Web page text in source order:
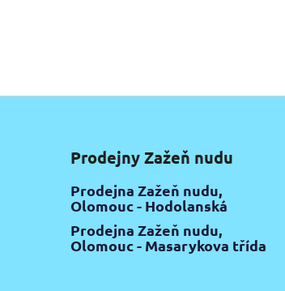
Prodejny Zažeň nudu
Prodejna Zažeň nudu,
Olomouc - Hodolanská
Prodejna Zažeň nudu,
Olomouc - Masarykova třída